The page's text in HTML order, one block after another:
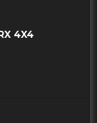
4X4